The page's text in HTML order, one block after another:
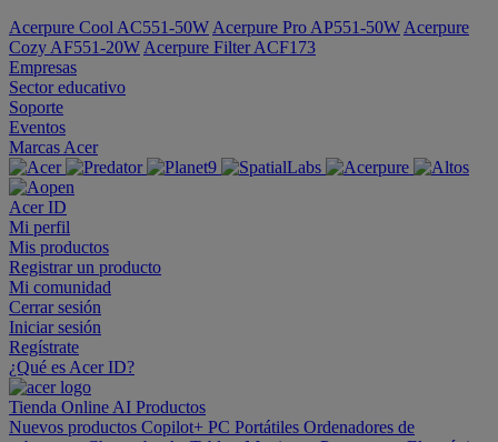
Acerpure Cool AC551-50W Acerpure Pro AP551-50W Acerpure
Cozy AF551-20W Acerpure Filter ACF173
Empresas
Sector educativo
Soporte
Eventos
Marcas Acer
Acer ID
Mi perfil
Mis productos
Registrar un producto
Mi comunidad
Cerrar sesión
Iniciar sesión
Regístrate
¿Qué es Acer ID?
Tienda Online AI Productos
Nuevos productos Copilot+ PC Portátiles Ordenadores de